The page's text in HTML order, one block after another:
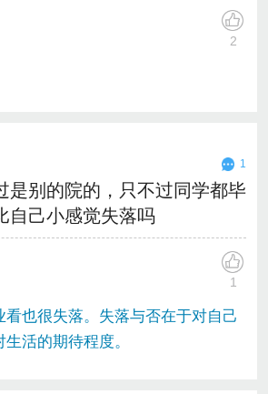
2
1
是别的院的，只不过同学都毕
自己小感觉失落吗
1
看也很失落。失落与否在于对自己
活的期待程度。